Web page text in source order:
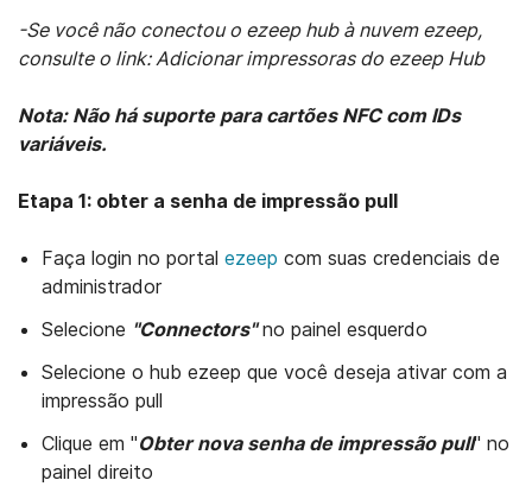
-Se você não conectou o ezeep hub à nuvem ezeep,
consulte o link: Adicionar impressoras do ezeep Hub
Nota: Não há suporte para cartões NFC com IDs
variáveis.
Etapa 1: obter a senha de impressão pull
Faça login no portal ezeep com suas credenciais de
administrador
Selecione "Connectors"no painel esquerdo
Selecione o hub ezeep que você deseja ativar com a
impressão pull
Clique em "Obter nova senha de impressão pull" no
painel direito